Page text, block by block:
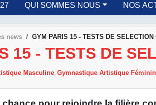
QUI SOMMES NOUS NOS
news GYM PARIS 15 - TESTS DE
15 - TESTS DE
Masculine Gymnastique Artistique